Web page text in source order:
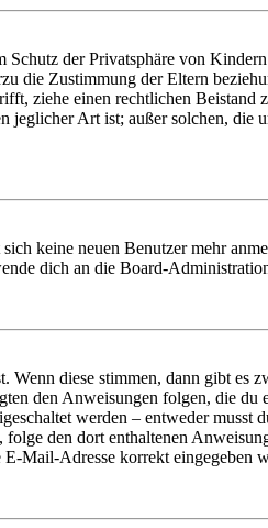
der Privatsphäre von
die Zustimmung der Eltern
ziehe einen rechtlichen
Art ist; außer solchen,
keine neuen Benutzer mehr
dich an die Board-
Wenn diese stimmen, dann gibt es
den Anweisungen folgen, die
werden – entweder musst
den dort enthaltenen
Mail-Adresse korrekt eingegeben